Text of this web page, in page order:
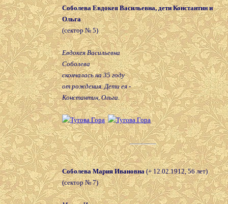
Соболева Евдокея Васильевна, дети Константин и
Ольга
(сектор № 5)
Евдокея Васильевна
Соболева
скончалась на 35 году
от рождения. Дети ея -
Константин, Ольга.
Соболева Мария Ивановна(+ 12.02.1912, 56 лет)
(сектор № 7)